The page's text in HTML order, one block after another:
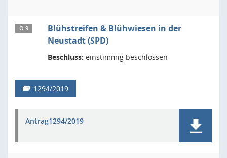
Ö 9
Blühstreifen & Blühwiesen in der
Neustadt (SPD)
Beschluss: einstimmig beschlossen
1294/2019
Antrag1294/2019